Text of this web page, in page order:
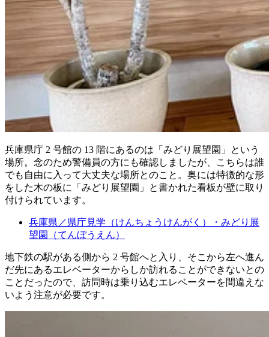
兵庫県庁 2 号館の 13 階にあるのは「みどり展望園」という
場所。念のため警備員の方にも確認しましたが、こちらは誰
でも自由に入って大丈夫な場所とのこと。奥には特徴的な形
をした木の板に「みどり展望園」と書かれた看板が壁に取り
付けられています。
兵庫県／県庁見学（けんちょうけんがく）・みどり展
望園（てんぼうえん）
地下鉄の駅がある側から 2 号館へと入り、そこから左へ進ん
だ先にあるエレベーターからしか訪れることができないとの
ことだったので、訪問時は乗り込むエレベーターを間違えな
いよう注意が必要です。